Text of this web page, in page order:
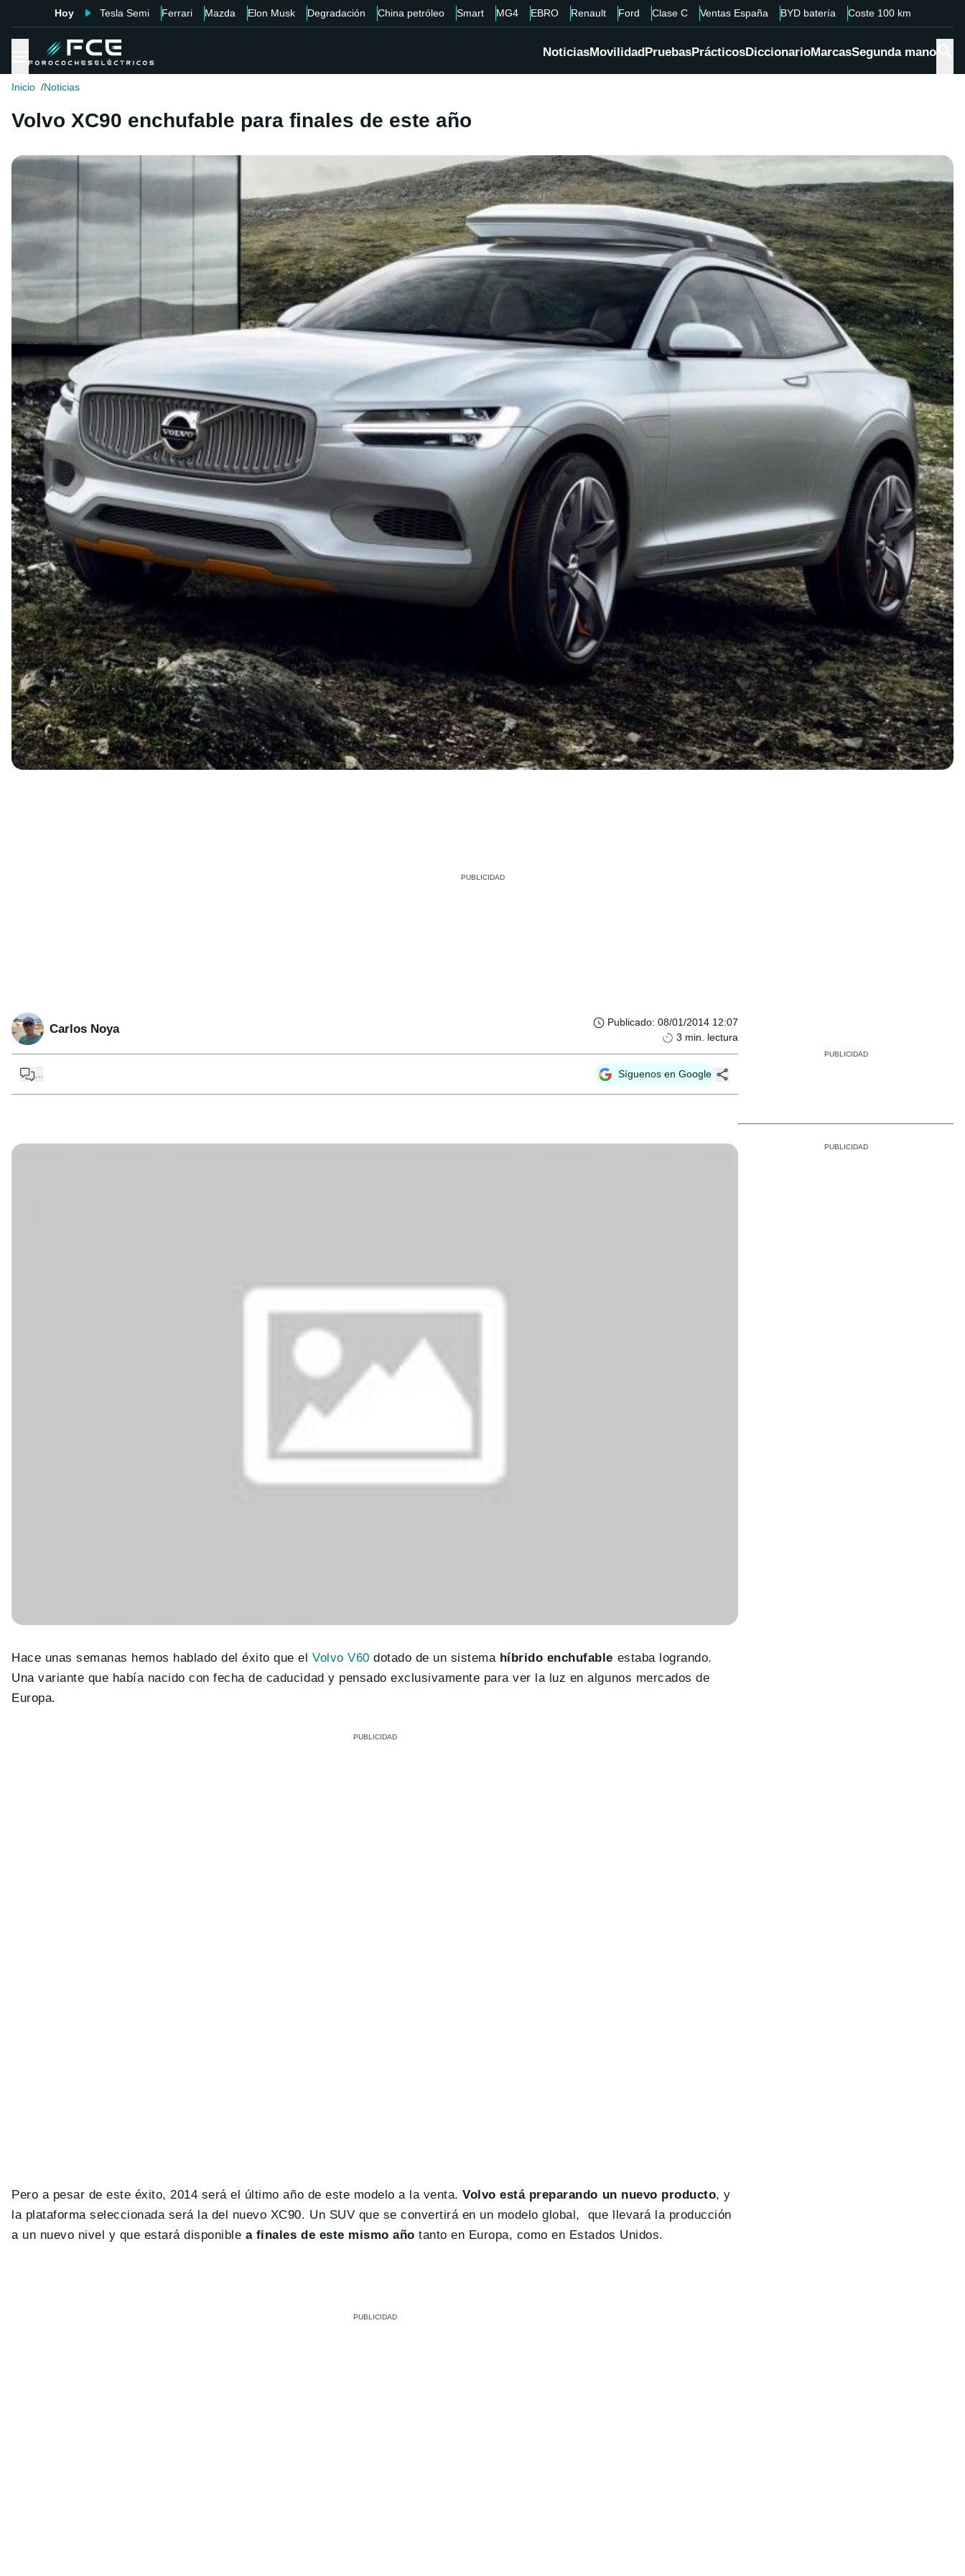
Hoy Tesla Semi Ferrari Mazda Elon Musk Degradación China petróleo Smart MG4 EBRO Renault Ford Clase C Ventas España BYD batería Coste 100 km
NoticiasMovilidadPruebasPrácticosDiccionarioMarcasSegunda mano
Inicio Noticias
Volvo XC90 enchufable para finales de este año
Carlos Noya Publicado: 08/01/2014 12:07
3 min. lectura
Síguenos en Google
Hace unas semanas hemos hablado del éxito que el Volvo V60 dotado de un sistema híbrido enchufable estaba logrando.
Una variante que había nacido con fecha de caducidad y pensado exclusivamente para ver la luz en algunos mercados de
Europa.
Pero a pesar de este éxito, 2014 será el último año de este modelo a la venta.Volvo está preparando un nuevo producto, y
la plataforma seleccionada será la del nuevo XC90. Un SUV que se convertirá en un modelo global, que llevará la producción
a un nuevo nivel y que estará disponible a finales de este mismo año tanto en Europa, como en Estados Unidos.